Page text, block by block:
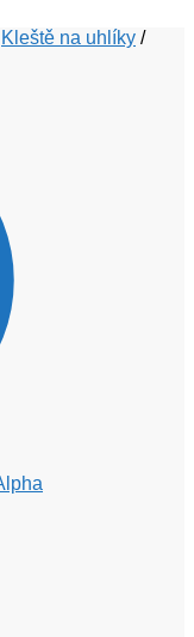
Kleště na uhlíky /